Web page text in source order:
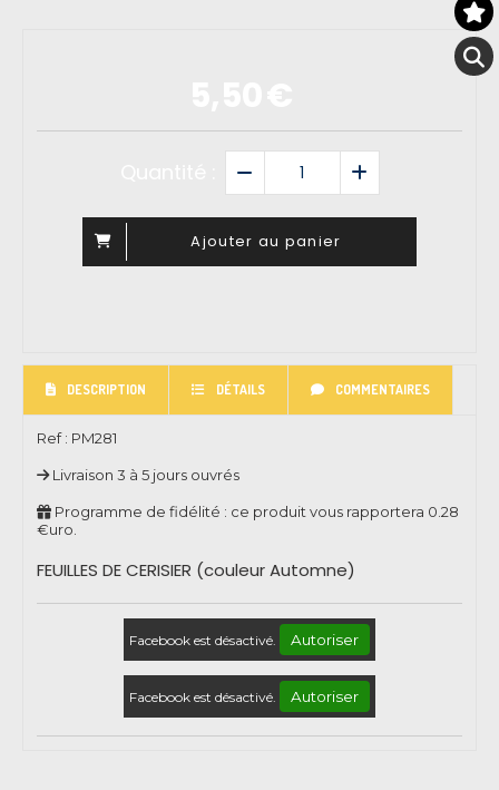
Ajouter au panier
DESCRIPTION DÉTAILS COMMENTAIRES
Ref : PM281
Livraison 3 à 5 jours ouvrés
Programme de fidélité : ce produit vous rapportera 0.28
€uro.
FEUILLES DE CERISIER (couleur Automne)
Facebook est désactivé. Autoriser
Facebook est désactivé. Autoriser